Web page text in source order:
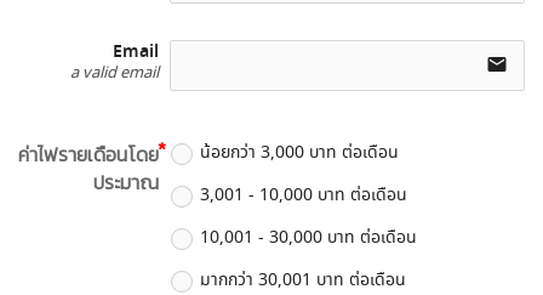
Email
a valid email email
ค่าไฟรายเดือนโดย
ประมาณ
น้อยกว่า 3,000 บาท ต่อเดือน
3,001 - 10,000 บาท ต่อเดือน
10,001 - 30,000 บาท ต่อเดือน
มากกว่า 30,001 บาท ต่อเดือน